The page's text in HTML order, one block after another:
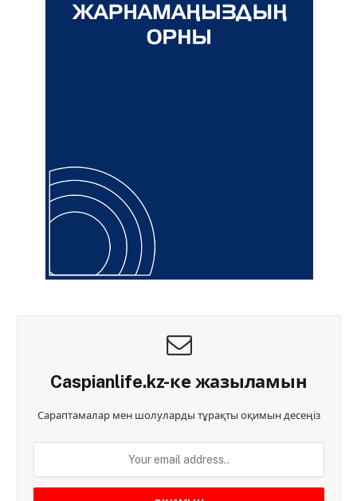
Caspianlife.kz-ке жазыламын
Сараптамалар мен шолуларды тұрақты оқимын десеңіз